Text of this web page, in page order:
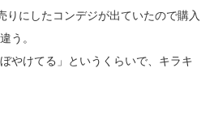
りにしたコンデジが出ていたので購入
う。
やけてる」というくらいで、キラキ